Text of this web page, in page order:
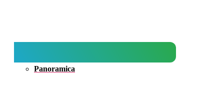
Panoramica